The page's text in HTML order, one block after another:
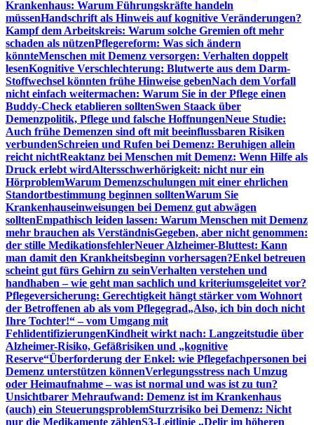
Krankenhaus: Warum Führungskräfte handeln
müssenHandschrift als Hinweis auf kognitive Veränderungen?
Kampf dem Arbeitskreis: Warum solche Gremien oft mehr
schaden als nützenPflegereform: Was sich ändern
könnteMenschen mit Demenz versorgen: Verhalten doppelt
lesenKognitive Verschlechterung: Blutwerte aus dem Darm-
Stoffwechsel könnten frühe Hinweise gebenNach dem Vorfall
nicht einfach weitermachen: Warum Sie in der Pflege einen
Buddy-Check etablieren solltenSwen Staack über
Demenzpolitik, Pflege und falsche HoffnungenNeue Studie:
Auch frühe Demenzen sind oft mit beeinflussbaren Risiken
verbundenSchreien und Rufen bei Demenz: Beruhigen allein
reicht nichtReaktanz bei Menschen mit Demenz: Wenn Hilfe als
Druck erlebt wirdAltersschwerhörigkeit: nicht nur ein
HörproblemWarum Demenzschulungen mit einer ehrlichen
Standortbestimmung beginnen solltenWarum Sie
Krankenhauseinweisungen bei Demenz gut abwägen
solltenEmpathisch leiden lassen: Warum Menschen mit Demenz
mehr brauchen als VerständnisGegeben, aber nicht genommen:
der stille MedikationsfehlerNeuer Alzheimer-Bluttest: Kann
man damit den Krankheitsbeginn vorhersagen?Enkel betreuen
scheint gut fürs Gehirn zu seinVerhalten verstehen und
handhaben – wie geht man sachlich und kriteriumsgeleitet vor?
Pflegeversicherung: Gerechtigkeit hängt stärker vom Wohnort
der Betroffenen ab als vom Pflegegrad„Also, ich bin doch nicht
Ihre Tochter!“ – vom Umgang mit
FehlidentifizierungenKindheit wirkt nach: Langzeitstudie über
Alzheimer-Risiko, Gefäßrisiken und „kognitive
Reserve“Überforderung der Enkel: wie Pflegefachpersonen bei
Demenz unterstützen könnenVerlegungsstress nach Umzug
oder Heimaufnahme – was ist normal und was ist zu tun?
Unsichtbarer Mehraufwand: Demenz ist im Krankenhaus
(auch) ein SteuerungsproblemSturzrisiko bei Demenz: Nicht
nur die Medikamente zählenS3-Leitlinie „Delir im höheren